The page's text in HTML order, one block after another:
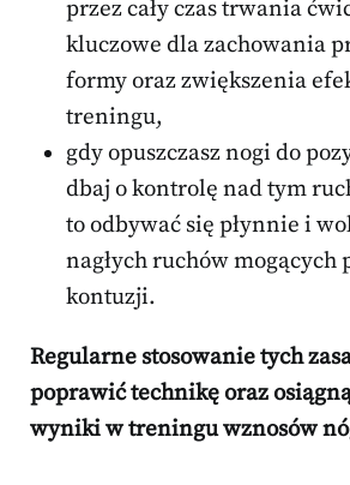
przez cały czas trwania
kluczowe dla zachowania
formy oraz zwiększenia
treningu,
gdy opuszczasz nogi do
dbaj o kontrolę nad tym
to odbywać się płynnie i
nagłych ruchów mogących
kontuzji.
Regularne stosowanie tych
poprawić technikę oraz
wyniki w treningu wznosów